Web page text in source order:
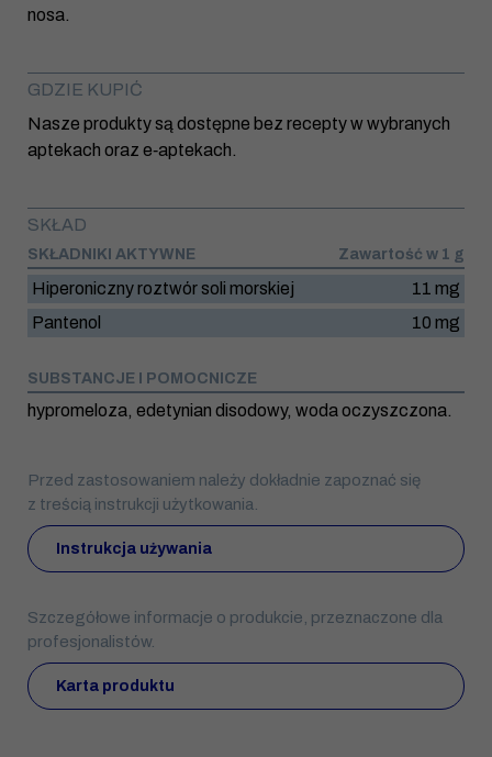
SKŁAD
SKŁADNIKI AKTYWNE Zawartość w 1 g
Hiperoniczny roztwór soli morskiej
11 mg
Pantenol
10 mg
SUBSTANCJE I POMOCNICZE
hypromeloza, edetynian disodowy, woda oczyszczona.
Przed zastosowaniem należy dokładnie zapoznać się
z treścią instrukcji użytkowania.
Instrukcja używania
Szczegółowe informacje o produkcie, przeznaczone dla
profesjonalistów.
Karta produktu
nosa.
GDZIE KUPIĆ
Nasze produkty są dostępne bez recepty w wybranych
aptekach oraz e‑aptekach.